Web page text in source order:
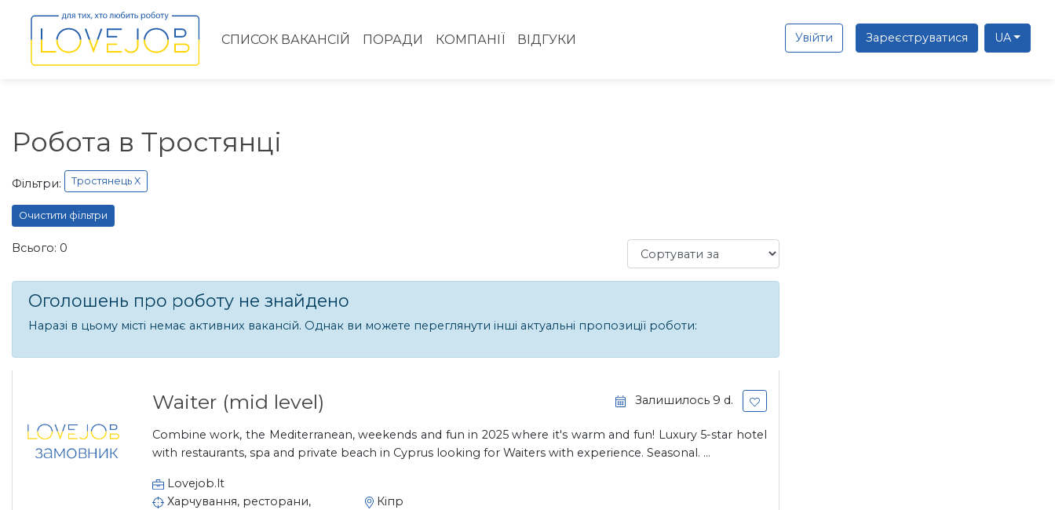
СПИСОК ВАКАНСІЙ ПОРАДИ КОМПАНІЇ ВІДГУКИ Увійти Зареєструватися UA
Робота в Тростянці
Фільтри: Тростянець X
Очистити фільтри
Всього: 0 Сортувати за
Оголошень про роботу не знайдено
Наразі в цьому місті немає активних вакансій. Однак ви можете переглянути інші актуальні пропозиції роботи:
Waiter (mid level) Залишилось 9 d.
Combine work, the Mediterranean, weekends and fun in 2025 where it's warm and fun! Luxury 5-star hotel
with restaurants, spa and private beach in Cyprus looking for Waiters with experience. Seasonal. ...
Lovejob.lt
Харчування, ресторани,
Кіпр